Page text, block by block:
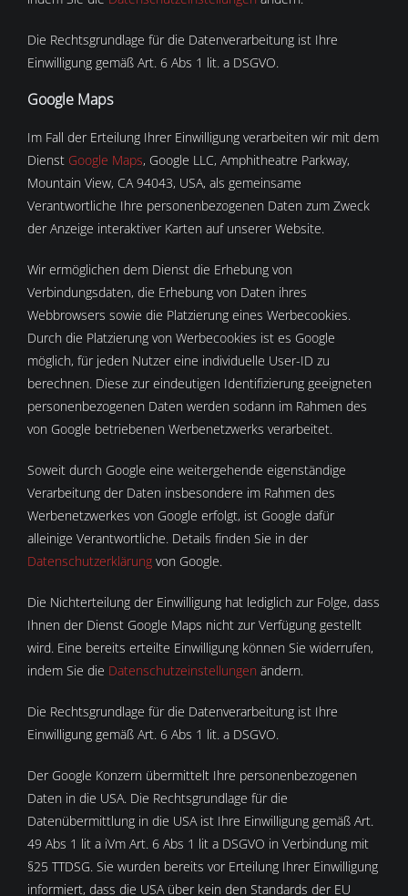
Die Rechtsgrundlage für die Datenverarbeitung ist Ihre
Einwilligung gemäß Art. 6 Abs 1 lit. a DSGVO.
Google Maps
Im Fall der Erteilung Ihrer Einwilligung verarbeiten wir mit dem
Dienst Google Maps, Google LLC, Amphitheatre Parkway,
Mountain View, CA 94043, USA, als gemeinsame
Verantwortliche Ihre personenbezogenen Daten zum Zweck
der Anzeige interaktiver Karten auf unserer Website.
Wir ermöglichen dem Dienst die Erhebung von
Verbindungsdaten, die Erhebung von Daten ihres
Webbrowsers sowie die Platzierung eines Werbecookies.
Durch die Platzierung von Werbecookies ist es Google
möglich, für jeden Nutzer eine individuelle User-ID zu
berechnen. Diese zur eindeutigen Identifizierung geeigneten
personenbezogenen Daten werden sodann im Rahmen des
von Google betriebenen Werbenetzwerks verarbeitet.
Soweit durch Google eine weitergehende eigenständige
Verarbeitung der Daten insbesondere im Rahmen des
Werbenetzwerkes von Google erfolgt, ist Google dafür
alleinige Verantwortliche. Details finden Sie in der
Datenschutzerklärung von Google.
Die Nichterteilung der Einwilligung hat lediglich zur Folge, dass
Ihnen der Dienst Google Maps nicht zur Verfügung gestellt
wird. Eine bereits erteilte Einwilligung können Sie widerrufen,
indem Sie die Datenschutzeinstellungen ändern.
Die Rechtsgrundlage für die Datenverarbeitung ist Ihre
Einwilligung gemäß Art. 6 Abs 1 lit. a DSGVO.
Der Google Konzern übermittelt Ihre personenbezogenen
Daten in die USA. Die Rechtsgrundlage für die
Datenübermittlung in die USA ist Ihre Einwilligung gemäß Art.
49 Abs 1 lit a iVm Art. 6 Abs 1 lit a DSGVO in Verbindung mit
§25 TTDSG. Sie wurden bereits vor Erteilung Ihrer Einwilligung
informiert, dass die USA über kein den Standards der EU